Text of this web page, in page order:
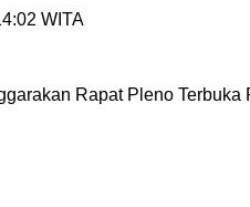
WITA
Rapat Pleno